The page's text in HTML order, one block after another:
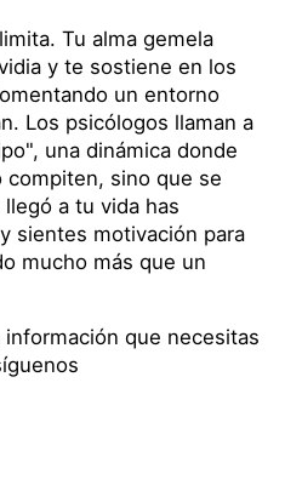
Tu alma gemela
y te sostiene en los
un entorno
Los psicólogos llaman a
una dinámica donde
compiten, sino que se
a tu vida has
sientes motivación para
mucho más que un
que necesitas